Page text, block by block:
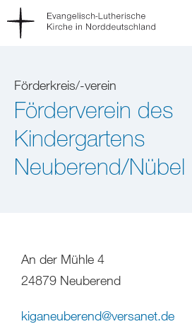
Förderkreis/-verein
Förderverein des
Kindergartens
Neuberend/Nübel
An der Mühle 4
24879 Neuberend
kiganeuberend@versanet.de